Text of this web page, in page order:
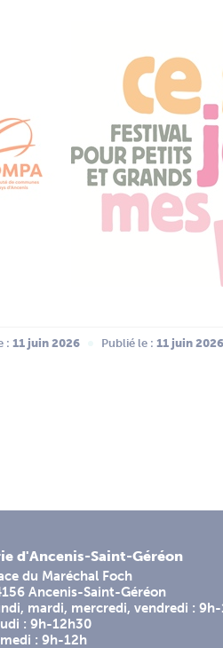
: 11 juin 2026 Publié le : 11 juin 2026
d'Ancenis-Saint-Géréon
du Maréchal Foch
Ancenis-Saint-Géréon
mardi, mercredi, vendredi :
: 9h-12h30
: 9h-12h